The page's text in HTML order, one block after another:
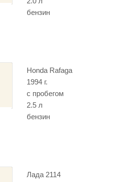
бензин
Honda Rafaga
1994 г.
с пробегом
2.5 л
бензин
Лада 2114